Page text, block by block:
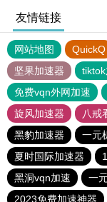
友情链接
网站地图 QuickQ
坚果加速器
免费vqn外网加速
旋风加速器
八戒
黑豹加速器
一元
夏时国际加速器
黑洞vqn加速
一
2023免费加速神器